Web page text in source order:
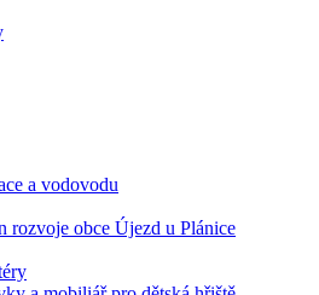
a vodovodu
rozvoje obce Újezd u Plánice